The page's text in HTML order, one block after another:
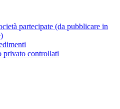
partecipate (da pubblicare in
privato controllati